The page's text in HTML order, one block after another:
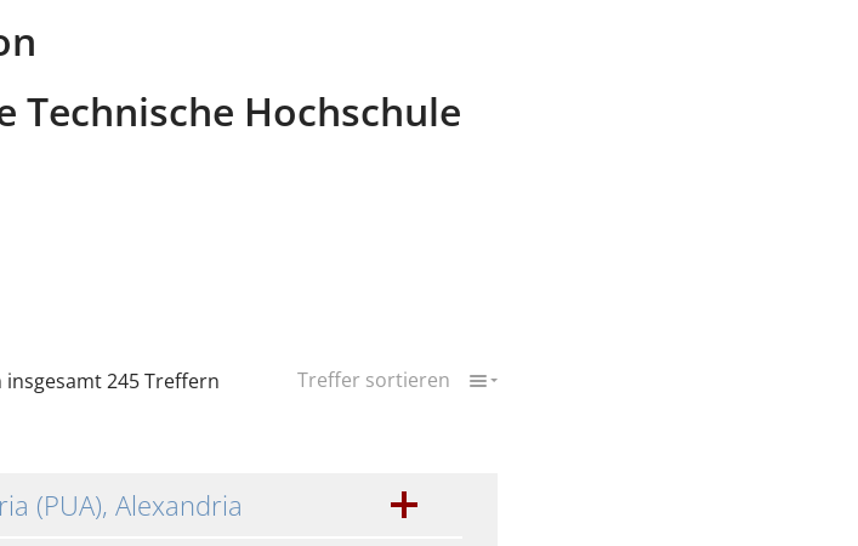
Technische Hochschule
245 Treffern Treffer sortieren
(PUA), Alexandria